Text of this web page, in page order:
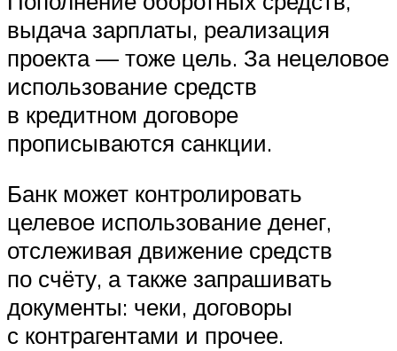
выдача зарплаты, реализация
проекта — тоже цель. За нецеловое
использование средств
в кредитном договоре
прописываются санкции.
Банк может контролировать
целевое использование денег,
отслеживая движение средств
по счёту, а также запрашивать
документы: чеки, договоры
с контрагентами и прочее.